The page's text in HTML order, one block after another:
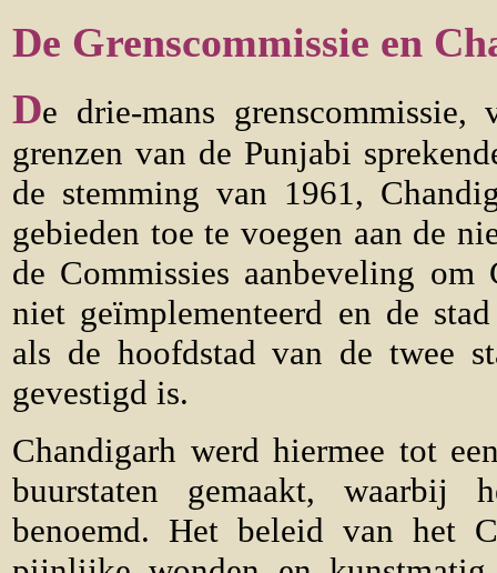
De Grenscommissie en
De drie-mans
grenzen van de Punjabi
de stemming van 1961,
gebieden toe te voegen aan de
de Commissies aanbeveling
niet geïmplementeerd en de
als de hoofdstad van de twee
gevestigd is.
Chandigarh werd hiermee tot
buurstaten gemaakt, waarbij
benoemd. Het beleid van het